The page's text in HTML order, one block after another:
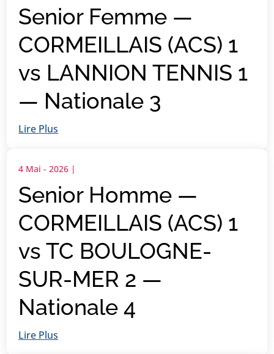
Senior Femme —
CORMEILLAIS (ACS) 1
vs LANNION TENNIS 1
— Nationale 3
Lire Plus
Senior Homme —
CORMEILLAIS (ACS) 1
vs TC BOULOGNE-
SUR-MER 2 —
Nationale 4
4 Mai - 2026 |
Lire Plus